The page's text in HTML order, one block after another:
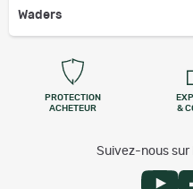
Waders
PROTECTION
ACHETEUR
&
Suivez-nous sur